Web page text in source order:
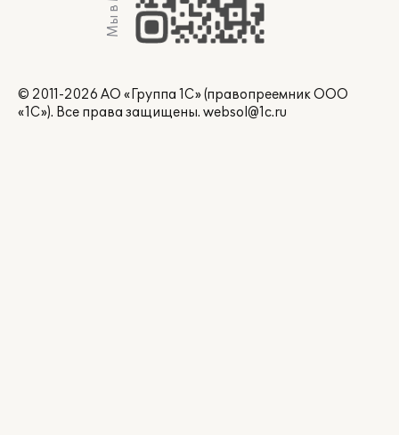
© 2011-2026 АО «Группа 1С» (правопреемник ООО
«1С»). Все права защищены. websol@1c.ru